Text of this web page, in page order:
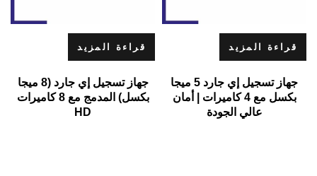
قراءة المزيد
جهاز تسجيل إي جارد 5 ميجا
بكسل مع 4 كاميرات | أمان
عالي الجودة
قراءة المزيد
جهاز تسجيل إي جارد (8 ميجا
بكسل) المدمج مع 8 كاميرات
HD